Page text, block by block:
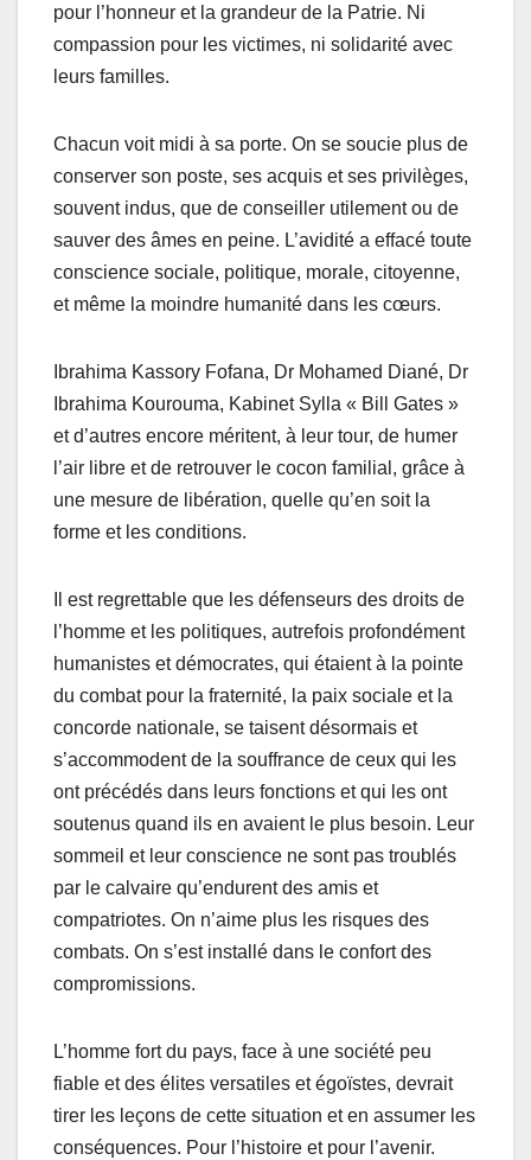
pour l’honneur et la grandeur de la Patrie. Ni
compassion pour les victimes, ni solidarité avec
leurs familles.
Chacun voit midi à sa porte. On se soucie plus de
conserver son poste, ses acquis et ses privilèges,
souvent indus, que de conseiller utilement ou de
sauver des âmes en peine. L’avidité a effacé toute
conscience sociale, politique, morale, citoyenne,
et même la moindre humanité dans les cœurs.
Ibrahima Kassory Fofana, Dr Mohamed Diané, Dr
Ibrahima Kourouma, Kabinet Sylla « Bill Gates »
et d’autres encore méritent, à leur tour, de humer
l’air libre et de retrouver le cocon familial, grâce à
une mesure de libération, quelle qu’en soit la
forme et les conditions.
Il est regrettable que les défenseurs des droits de
l’homme et les politiques, autrefois profondément
humanistes et démocrates, qui étaient à la pointe
du combat pour la fraternité, la paix sociale et la
concorde nationale, se taisent désormais et
s’accommodent de la souffrance de ceux qui les
ont précédés dans leurs fonctions et qui les ont
soutenus quand ils en avaient le plus besoin. Leur
sommeil et leur conscience ne sont pas troublés
par le calvaire qu’endurent des amis et
compatriotes. On n’aime plus les risques des
combats. On s’est installé dans le confort des
compromissions.
L’homme fort du pays, face à une société peu
fiable et des élites versatiles et égoïstes, devrait
tirer les leçons de cette situation et en assumer les
conséquences. Pour l’histoire et pour l’avenir.